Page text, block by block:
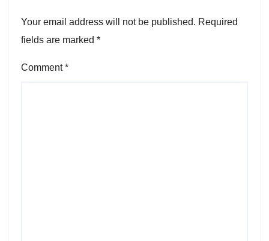
Your email address will not be published. Required
fields are marked *
Comment*